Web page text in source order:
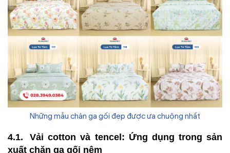
Những mẫu chăn ga gối đẹp được ưa chuộng nhất
Vải cotton và tencel: Ứng dụng trong sản
xuất chăn ga gối nệm